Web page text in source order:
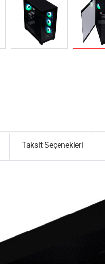
Taksit Seçenekleri